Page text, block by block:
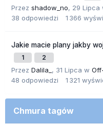
Przez shadow_no, 29 Lipca
38 odpowiedzi 1 366
Jakie macie plany jakby
1 2
Przez Dalila_ , 31 Lipca w
48 odpowiedzi 1 321
Chmura tagów